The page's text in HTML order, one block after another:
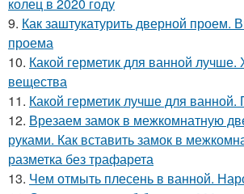
9. Как заштукатурить дверной проем.
проема
10. Какой герметик для ванной лучше.
вещества
11. Какой герметик лучше для
12. Врезаем замок в межкомнатную
руками. Как вставить замок в
разметка без трафарета
13. Чем отмыть плесень в ванной.